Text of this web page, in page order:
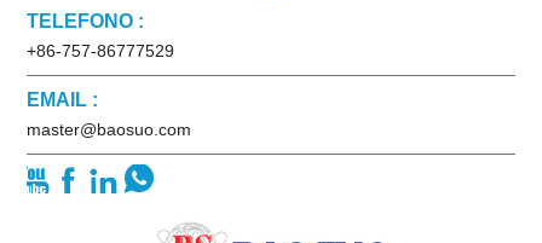
TELEFONO :
+86-757-86777529
EMAIL :
master@baosuo.com
   